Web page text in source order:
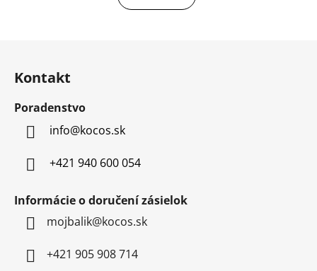
Kontakt
Poradenstvo
info@kocos.sk
+421 940 600 054
Informácie o doručení zásielok
mojbalik@kocos.sk
+421 905 908 714